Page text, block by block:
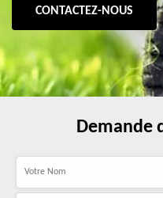
CONTACTEZ-NOUS
Demande